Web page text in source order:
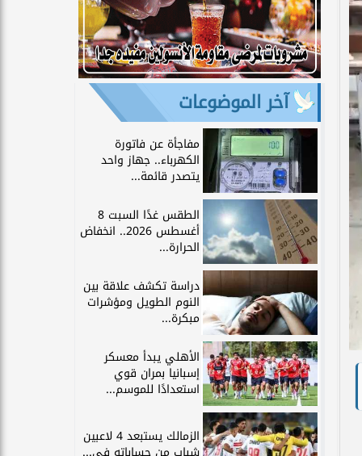
آخر الموضوعات
مفاجأة عن فاتورة
الكهرباء.. جهاز واحد
يتصدر قائمة...
الطقس غدًا السبت 8
أغسطس 2026.. انخفاض
الحرارة...
دراسة تكشف علاقة بين
النوم الطويل ومؤشرات
مبكرة...
الأهلي يبدأ معسكر
إسبانيا بمران قوي
استعدادًا للموسم...
الزمالك يستبعد 4 لاعبين